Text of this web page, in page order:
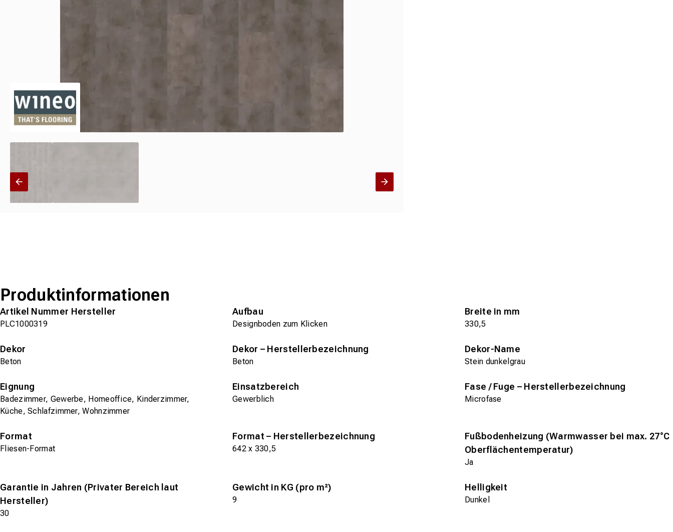
Produktinformationen
Artikel Nummer Hersteller
PLC1000319
Aufbau
Designboden zum Klicken
Breite in mm
330,5
Dekor
Beton
Dekor – Herstellerbezeichnung
Beton
Dekor-Name
Stein dunkelgrau
Eignung
Badezimmer, Gewerbe, Homeoffice, Kinderzimmer,
Küche, Schlafzimmer, Wohnzimmer
Einsatzbereich
Gewerblich
Fase / Fuge – Herstellerbezeichnung
Microfase
Format
Fliesen-Format
Format – Herstellerbezeichnung
642 x 330,5
Fußbodenheizung (Warmwasser bei max. 27°C
Oberflächentemperatur)
Ja
Garantie in Jahren (Privater Bereich laut
Hersteller)
30
Gewicht in KG (pro m²)
9
Helligkeit
Dunkel